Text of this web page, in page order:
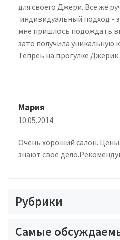
для своего Джери. Все же
индивидуальный подход -
мне пришлось подождать
зато получила уникальную
Тепреь на прогулке
Мария
10.05.2014
Очень хороший салон.
знают свое
Рубрики
Самые